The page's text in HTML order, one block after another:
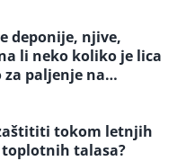
deponije, njive,
li neko koliko je lica
za paljenje na
tokom letnjih
talasa?